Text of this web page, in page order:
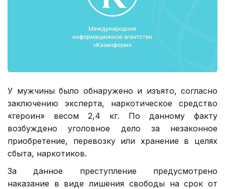
У мужчины было обнаружено и изъято, согласно
заключению эксперта, наркотическое средство
«героин» весом 2,4 кг. По данному факту
возбуждено уголовное дело за незаконное
приобретение, перевозку или хранение в целях
сбыта, наркотиков.
За данное преступление предусмотрено
наказание в виде лишения свободы на срок от